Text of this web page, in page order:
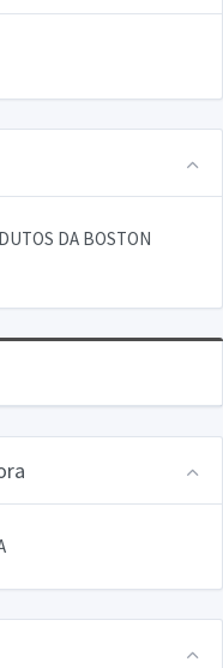
DA BOSTON